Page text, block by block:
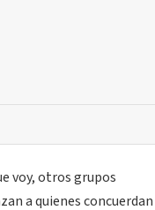
voy, otros grupos
a quienes concuerdan